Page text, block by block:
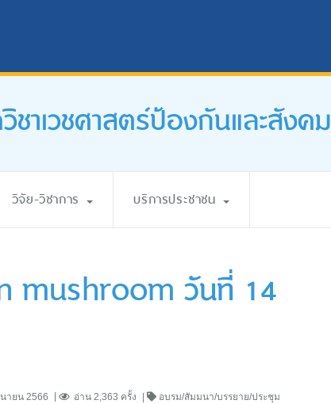
ชาเวชศาสตร์ป้องกันและสังคม
วิจัย-วิชาการ บริการประชาชน
mushroom วันที่ 14
ายน 2566 อ่าน 2,363 ครั้ง อบรม/สัมมนา/บรรยาย/ประชุม